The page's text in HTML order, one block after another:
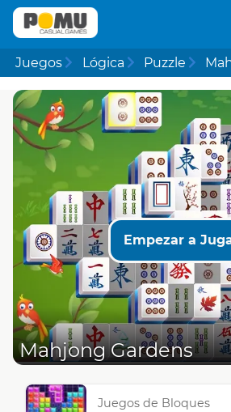
Juegos Lógica Puzzle
Empezar a
Mahjong Gardens
Juegos de Bloques